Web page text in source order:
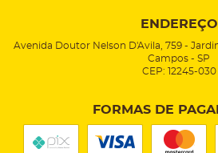
ENDEREÇO
Avenida Doutor Nelson D'Avila, 759 -
Campos - SP
CEP: 12245-030
FORMAS DE